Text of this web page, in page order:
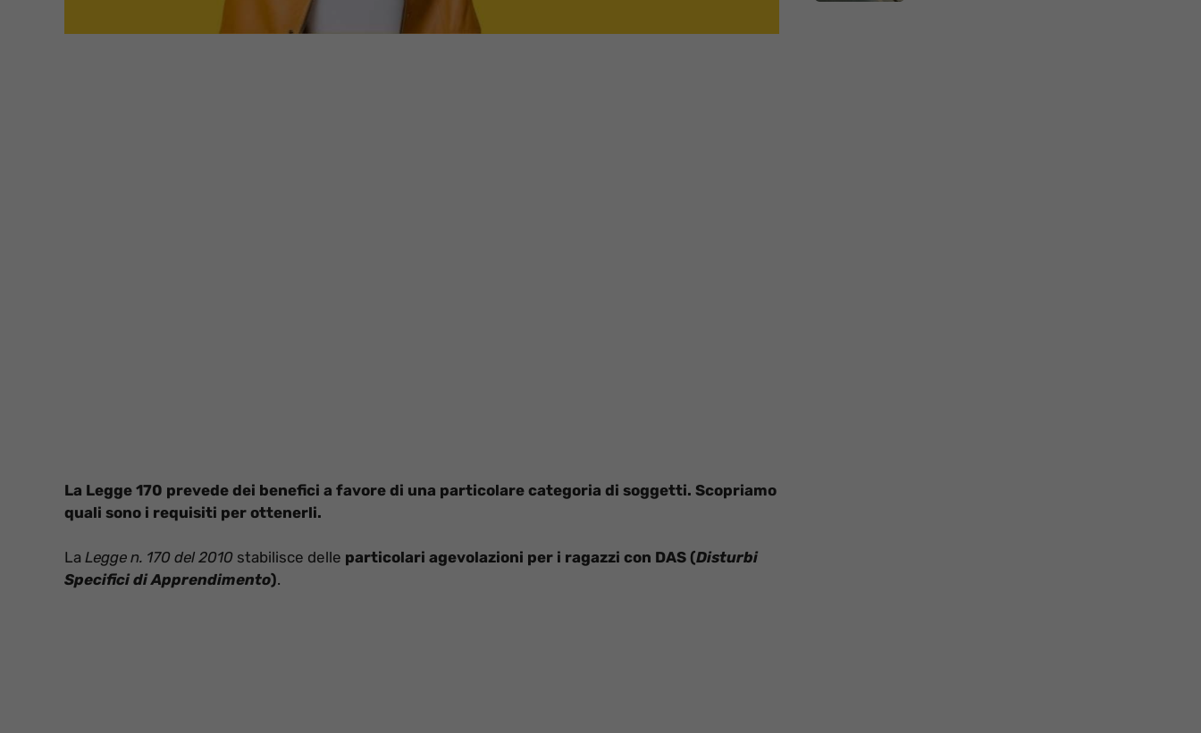
La Legge 170 prevede dei benefici a favore di una particolare categoria di soggetti. Scopriamo
quali sono i requisiti per ottenerli.
La Legge n. 170 del 2010 stabilisce delle particolari agevolazioni per i ragazzi con DAS (Disturbi
Specifici di Apprendimento).